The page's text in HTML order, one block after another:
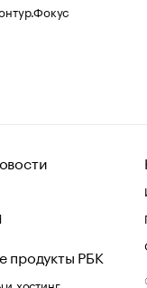
продукты РБК
хостинг